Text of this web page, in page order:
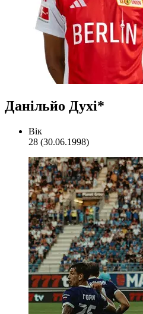
Данільйо Духі*
Вік
28 (30.06.1998)